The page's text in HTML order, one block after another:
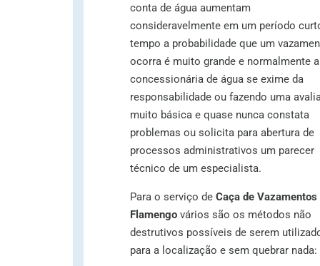
conta de água aumentam
consideravelmente em um período
tempo a probabilidade que um
ocorra é muito grande e normalmente a
concessionária de água se exime da
responsabilidade ou fazendo uma
muito básica e quase nunca constata
problemas ou solicita para abertura de
processos administrativos um parecer
técnico de um especialista.
Para o serviço de Caça de Vazamentos
Flamengo vários são os métodos não
destrutivos possíveis de serem
para a localização e sem quebrar nada: